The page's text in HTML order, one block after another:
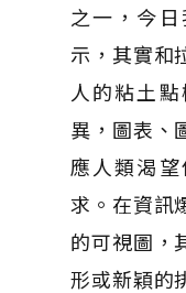
之一，今
示，其實和
人的粘土
異，圖表、
應人類渴
求。在資訊
的可視圖，
形或新穎的